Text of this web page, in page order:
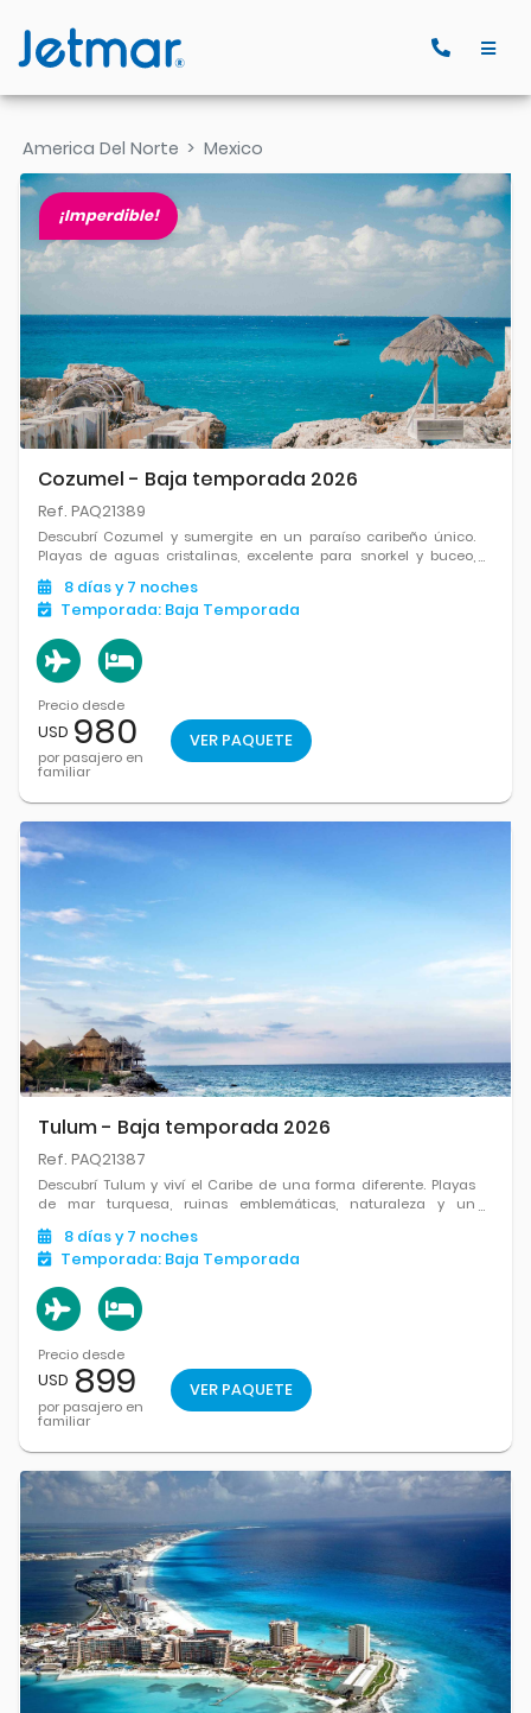
America Del Norte > Mexico
¡Imperdible!
Cozumel - Baja temporada 2026
Ref. PAQ21389
Descubrí Cozumel y sumergite en un paraíso caribeño único.
Playas de aguas cristalinas, excelente para snorkel y buceo,
naturaleza y un entorno ideal para relajarte y disfrutar del mar
como nunca.
8 díasy 7 noches
Temporada: Baja Temporada
Precio desde
USD 980
por pasajero en
familiar
VER PAQUETE
Tulum - Baja temporada 2026
Ref. PAQ21387
Descubrí Tulum y viví el Caribe de una forma diferente. Playas
de mar turquesa, ruinas emblemáticas, naturaleza y un
momento.
8 díasy 7 noches
Temporada: Baja Temporada
Precio desde
USD 899
por pasajero en
familiar
VER PAQUETE